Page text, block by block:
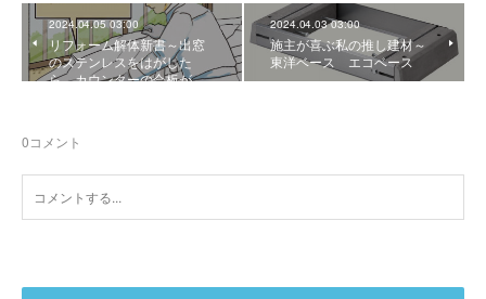
2024.04.05 03:00
リフォーム解体新書～出窓
のステンレスをはがした
ら、カウンターの合板が…
2024.04.03 03:00
施主が喜ぶ私の推し建材～
東洋ベース エコベース
0コメント